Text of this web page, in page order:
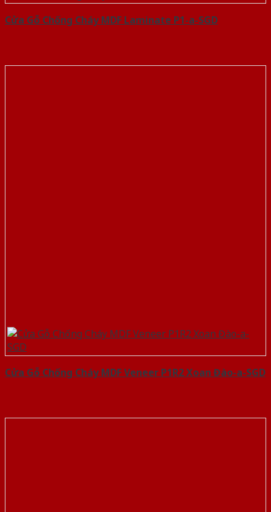
Cửa Gỗ Chống Cháy MDF Laminate P1-a-SGD
Cửa Gỗ Chống Cháy MDF Veneer P1R2 Xoan Đào-a-SGD